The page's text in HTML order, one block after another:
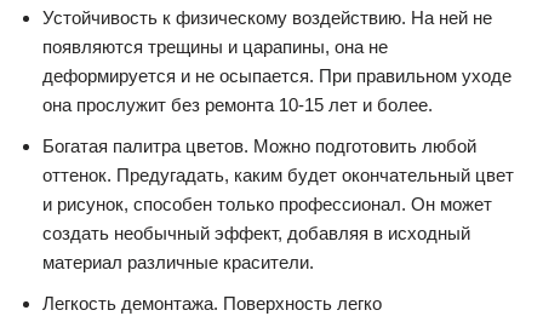
Устойчивость к физическому воздействию. На ней не
появляются трещины и царапины, она не
деформируется и не осыпается. При правильном уходе
она прослужит без ремонта 10-15 лет и более.
Богатая палитра цветов. Можно подготовить любой
оттенок. Предугадать, каким будет окончательный цвет
и рисунок, способен только профессионал. Он может
создать необычный эффект, добавляя в исходный
материал различные красители.
Легкость демонтажа. Поверхность легко